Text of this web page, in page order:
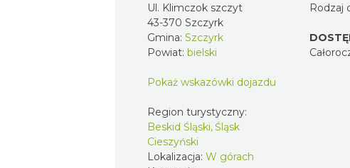
Ul. Klimczok szczyt
43-370 Szczyrk
Gmina: Szczyrk
Powiat: bielski
Pokaż wskazówki dojazdu
Region turystyczny:
Beskid Śląski, Śląsk
Cieszyński
Lokalizacja: W górach
Rodzaj